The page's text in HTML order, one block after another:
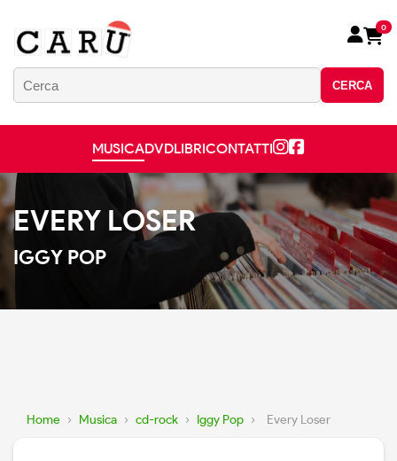
CERCA
0
MUSICADVDLIBRICONTATTI
EVERY LOSER
IGGY POP
Home › Musica › cd-rock › Iggy Pop › Every Loser